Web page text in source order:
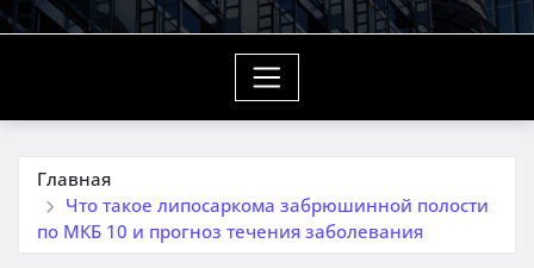
Главная
Что такое липосаркома забрюшинной полости
по МКБ 10 и прогноз течения заболевания